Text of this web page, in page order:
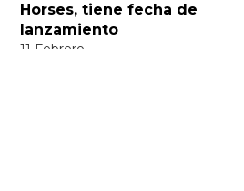
Horses, tiene fecha de
lanzamiento
11 Febrero